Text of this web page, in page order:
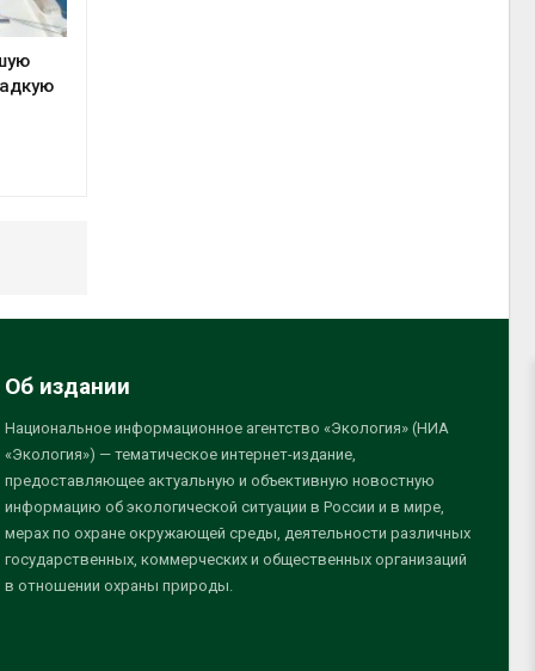
Об издании
Национальное информационное агентство «Экология» (НИА
«Экология») — тематическое интернет-издание,
предоставляющее актуальную и объективную новостную
информацию об экологической ситуации в России и в мире,
мерах по охране окружающей среды, деятельности различных
государственных, коммерческих и общественных организаций
в отношении охраны природы.